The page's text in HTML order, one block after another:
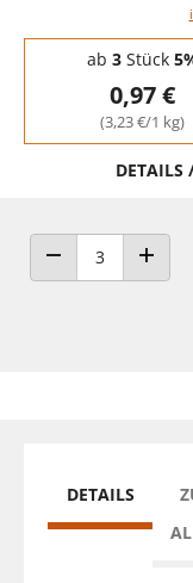
Staffelpreise -
ab 3Stück
0,97 €
(3,23 €/1 kg)
DETAILS
ANZAHL VERRINGERN
DETAILS